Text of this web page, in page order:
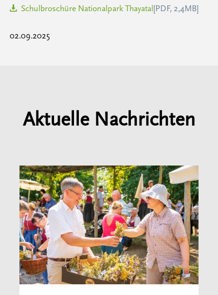
Schulbroschüre Nationalpark Thayatal[PDF, 2,4MB]
02.09.2025
Aktuelle Nachrichten